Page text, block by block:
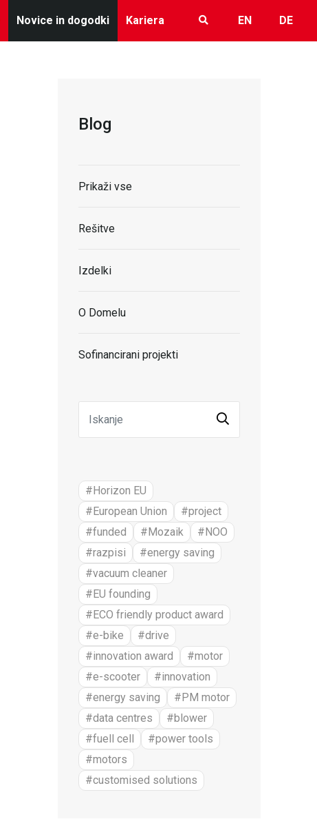
Novice in dogodki Kariera EN DE
Blog
Prikaži vse
Rešitve
Izdelki
O Domelu
Sofinancirani projekti
#Horizon EU
#European Union
#project
#funded
#Mozaik
#NOO
#razpisi
#energy saving
#vacuum cleaner
#EU founding
#ECO friendly product award
#e-bike
#drive
#innovation award
#motor
#e-scooter
#innovation
#energy saving
#PM motor
#data centres
#blower
#fuell cell
#power tools
#motors
#customised solutions